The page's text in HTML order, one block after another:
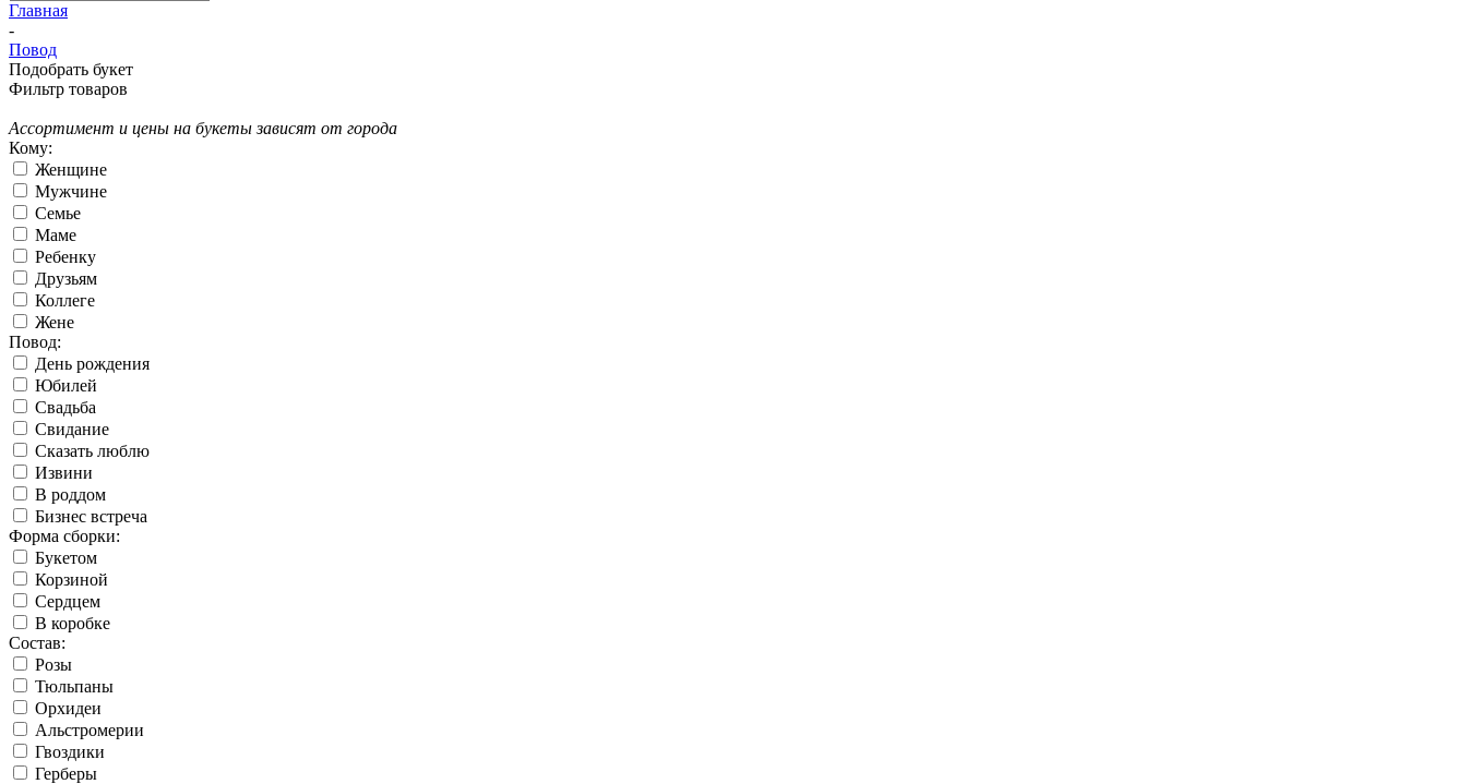
Главная
-
Повод
Подобрать букет
Фильтр товаров
Ассортимент и цены на букеты зависят от города
Кому:
Женщине
Мужчине
Семье
Маме
Ребенку
Друзьям
Коллеге
Жене
Повод:
День рождения
Юбилей
Свадьба
Свидание
Сказать люблю
Извини
В роддом
Бизнес встреча
Форма сборки:
Букетом
Корзиной
Сердцем
В коробке
Состав:
Розы
Тюльпаны
Орхидеи
Альстромерии
Гвоздики
Герберы